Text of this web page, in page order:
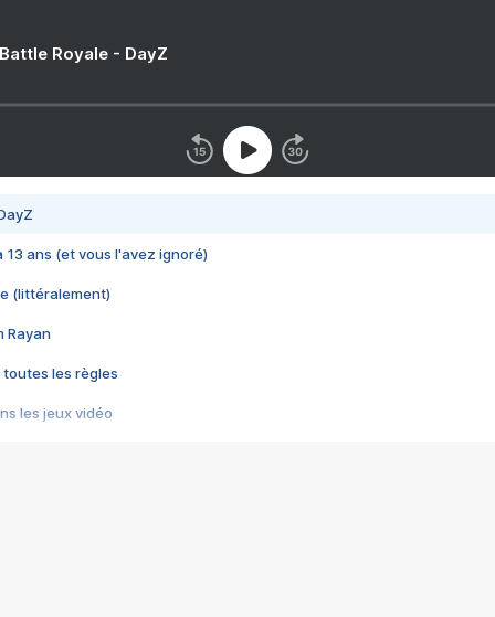
Royale - DayZ
13 ans (et vous l'avez ignoré)
(littéralement)
Rayan
toutes les règles
les jeux vidéo